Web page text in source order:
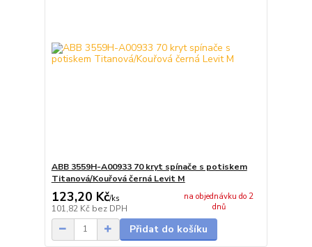
ABB 3559H-A00933 70 kryt spínače s potiskem
Titanová/Kouřová černá Levit M
123,20 Kč/ks
101,82 Kč bez DPH
na objednávku do 2
dnů
Přidat do košíku